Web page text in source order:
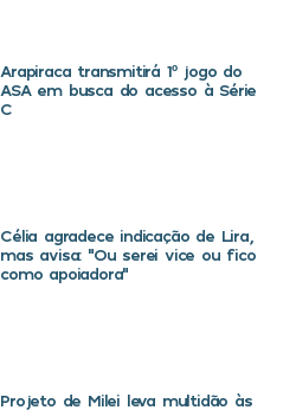
Arapiraca transmitirá 1º jogo do
ASA em busca do acesso à Série
C
Célia agradece indicação de Lira,
mas avisa: “Ou serei vice ou fico
como apoiadora”
Projeto de Milei leva multidão às